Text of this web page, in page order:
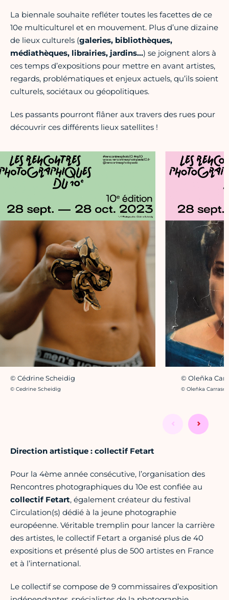
La biennale souhaite refléter toutes les facettes de ce
10e multiculturel et en mouvement. Plus d’une dizaine
de lieux culturels (galeries, bibliothèques,
médiathèques, librairies, jardins…) se joignent alors à
ces temps d’expositions pour mettre en avant artistes,
regards, problématiques et enjeux actuels, qu’ils soient
culturels, sociétaux ou géopolitiques.
Les passants pourront flâner aux travers des rues pour
découvrir ces différents lieux satellites !
© Cédrine Scheidig
Crédit photo :
© Cedrine Scheidig
© Oleñka
Crédit photo :
© Oleñka Carrasco
Direction artistique : collectif Fetart
Pour la 4ème année consécutive, l’organisation des
Rencontres photographiques du 10e est confiée au
collectif Fetart, également créateur du festival
Circulation(s) dédié à la jeune photographie
européenne. Véritable tremplin pour lancer la carrière
des artistes, le collectif Fetart a organisé plus de 40
expositions et présenté plus de 500 artistes en France
et à l’international.
Le collectif se compose de 9 commissaires d’exposition